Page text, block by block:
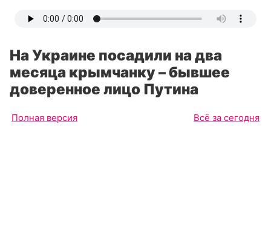
На Украине посадили на два
месяца крымчанку – бывшее
доверенное лицо Путина
Полная версия Всё за сегодня